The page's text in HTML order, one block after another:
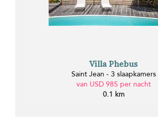
Villa Phebus
Saint Jean - 3 slaapkamers
van USD 985 per nacht
0.1 km